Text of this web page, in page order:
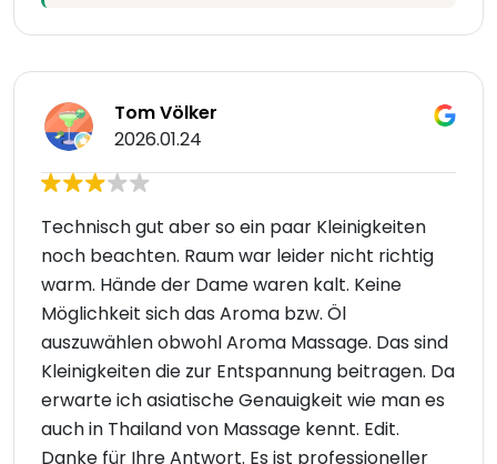
Tom Völker
2026.01.24
Technisch gut aber so ein paar Kleinigkeiten
noch beachten. Raum war leider nicht richtig
warm. Hände der Dame waren kalt. Keine
Möglichkeit sich das Aroma bzw. Öl
auszuwählen obwohl Aroma Massage. Das sind
Kleinigkeiten die zur Entspannung beitragen. Da
erwarte ich asiatische Genauigkeit wie man es
auch in Thailand von Massage kennt. Edit.
Danke für Ihre Antwort. Es ist professioneller